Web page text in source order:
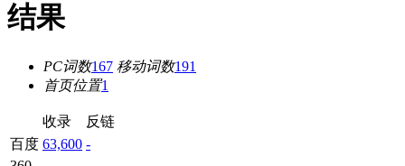
结果
PC词数167 移动词数191
首页位置1
收录
反链
百度 63,600 -